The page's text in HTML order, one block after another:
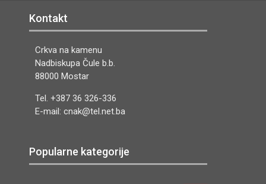
Kontakt
Crkva na kamenu
Nadbiskupa Čule b.b.
88000 Mostar
Tel. +387 36 326-336
E-mail: cnak@tel.net.ba
Popularne kategorije